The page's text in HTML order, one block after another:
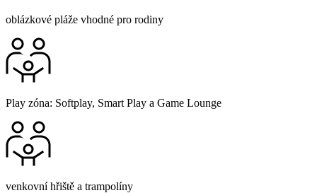
oblázkové pláže vhodné pro rodiny
Play zóna: Softplay, Smart Play a Game Lounge
venkovní hřiště a trampolíny